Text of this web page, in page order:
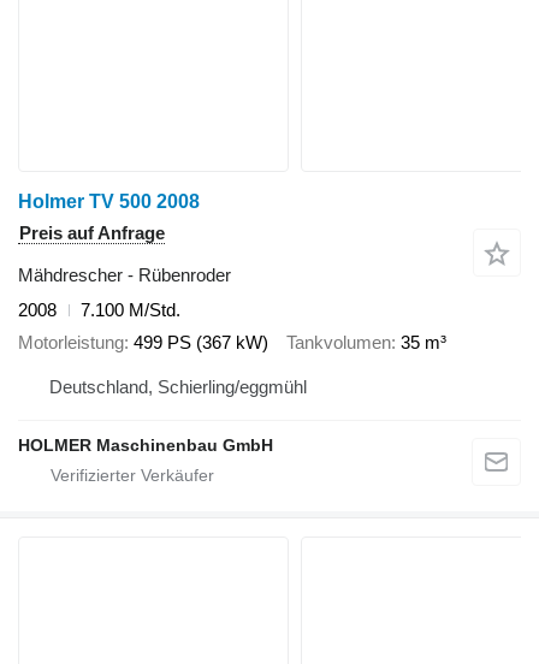
Holmer TV 500 2008
Preis auf Anfrage
Mähdrescher - Rübenroder
2008
7.100 M/Std.
Motorleistung 499 PS (367 kW) Tankvolumen 35 m³
Deutschland, Schierling/eggmühl
HOLMER Maschinenbau GmbH